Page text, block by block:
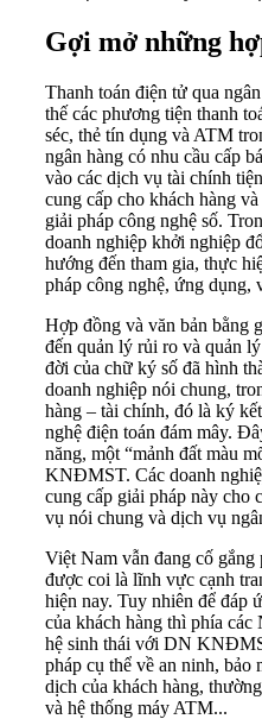
Gợi mở những
Thanh toán điện tử qua
thế các phương tiện thanh
séc, thẻ tín dụng và ATM
ngân hàng có nhu cầu cấp
vào các dịch vụ tài chính
cung cấp cho khách hàng
giải pháp công nghệ số.
doanh nghiệp khởi nghiệp
hướng đến tham gia, thực
pháp công nghệ, ứng dụng,
Hợp đồng và văn bản bằng
đến quản lý rủi ro và quản
đời của chữ ký số đã hình
doanh nghiệp nói chung,
hàng – tài chính, đó là ký
nghệ điện toán đám mây.
năng, một “mảnh đất màu
KNĐMST. Các doanh
cung cấp giải pháp này cho
vụ nói chung và dịch vụ
Việt Nam vẫn đang cố
được coi là lĩnh vực cạnh
hiện nay. Tuy nhiên để đáp
của khách hàng thì phía
hệ sinh thái với DN
pháp cụ thể về an ninh, bảo
dịch của khách hàng,
và hệ thống máy ATM...